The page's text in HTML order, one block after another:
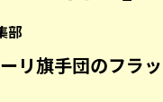
部
リ旗手団のフラ